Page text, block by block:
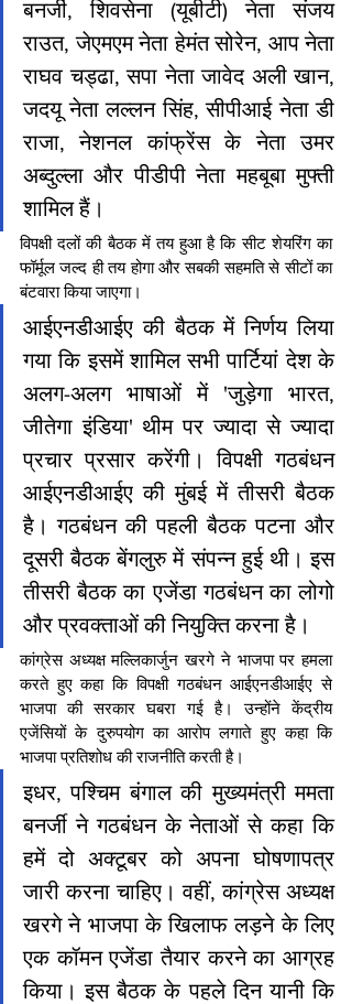
बनर्जी, शिवसेना (यूबीटी) नेता संजय
राउत, जेएमएम नेता हेमंत सोरेन, आप नेता
राघव चड्ढा, सपा नेता जावेद अली खान,
जदयू नेता लल्लन सिंह, सीपीआई नेता डी
राजा, नेशनल कांफ्रेंस के नेता उमर
अब्दुल्ला और पीडीपी नेता महबूबा मुफ्ती
शामिल हैं।
विपक्षी दलों की बैठक में तय हुआ है कि सीट शेयरिंग का
फॉर्मूल जल्द ही तय होगा और सबकी सहमति से सीटों का
बंटवारा किया जाएगा।
आईएनडीआईए की बैठक में निर्णय लिया
गया कि इसमें शामिल सभी पार्टियां देश के
अलग-अलग भाषाओं में 'जुड़ेगा भारत,
जीतेगा इंडिया' थीम पर ज्यादा से ज्यादा
प्रचार प्रसार करेंगी। विपक्षी गठबंधन
आईएनडीआईए की मुंबई में तीसरी बैठक
है। गठबंधन की पहली बैठक पटना और
दूसरी बैठक बेंगलुरु में संपन्न हुई थी। इस
तीसरी बैठक का एजेंडा गठबंधन का लोगो
और प्रवक्ताओं की नियुक्ति करना है।
कांग्रेस अध्यक्ष मल्लिकार्जुन खरगे ने भाजपा पर हमला
करते हुए कहा कि विपक्षी गठबंधन आईएनडीआईए से
भाजपा की सरकार घबरा गई है। उन्होंने केंद्रीय
एजेंसियों के दुरुपयोग का आरोप लगाते हुए कहा कि
भाजपा प्रतिशोध की राजनीति करती है।
इधर, पश्चिम बंगाल की मुख्यमंत्री ममता
बनर्जी ने गठबंधन के नेताओं से कहा कि
हमें दो अक्टूबर को अपना घोषणापत्र
जारी करना चाहिए। वहीं, कांग्रेस अध्यक्ष
खरगे ने भाजपा के खिलाफ लड़ने के लिए
एक कॉमन एजेंडा तैयार करने का आग्रह
किया। इस बैठक के पहले दिन यानी कि